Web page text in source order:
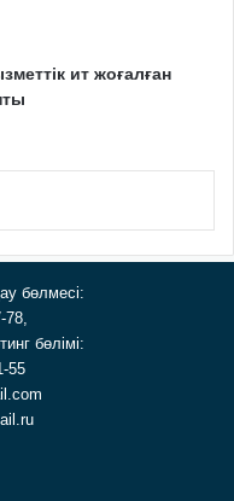
ит жоғалған
бөлмесі:
78,
бөлімі:
55